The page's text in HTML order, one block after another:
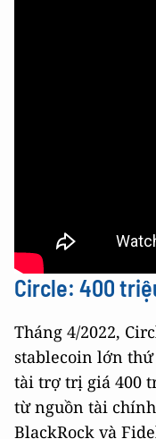
Circle: 400
Tháng 4/2022,
stablecoin lớn thứ
tài trợ trị giá 400
từ nguồn tài
BlackRock và